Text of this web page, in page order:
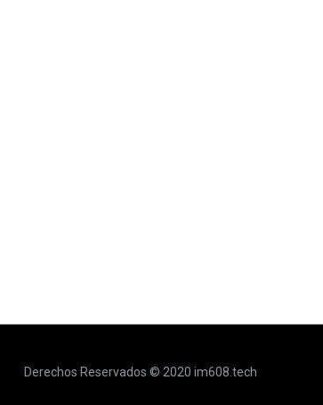
Derechos Reservados © 2020 im608.tech